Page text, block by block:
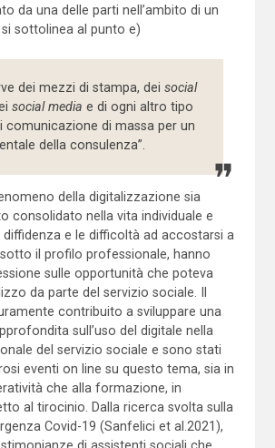
da una delle parti nell’ambito di un
sottolinea al punto e)
dei mezzi di stampa, deisocial
social media e di ogni altro tipo
comunicazione di massa per un
della consulenza”.
della digitalizzazione sia
consolidato nella vita individuale e
e le difficoltà ad accostarsi a
il profilo professionale, hanno
sulle opportunità che poteva
da parte del servizio sociale. Il
contribuito a sviluppare una
sull’uso del digitale nella
del servizio sociale e sono stati
eventi on line su questo tema, sia in
che alla formazione, in
al tirocinio. Dalla ricerca svolta sulla
Covid-19 (Sanfelici et al.2021),